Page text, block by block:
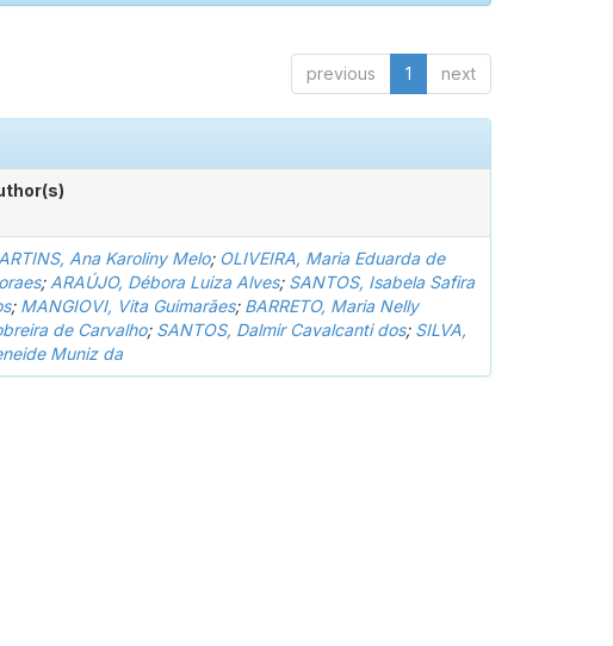
previous 1 next
Ana Karoliny Melo; OLIVEIRA, Maria Eduarda de
; ARAÚJO, Débora Luiza Alves; SANTOS, Isabela Safira
; MANGIOVI, Vita Guimarães; BARRETO, Maria Nelly
de Carvalho; SANTOS, Dalmir Cavalcanti dos; SILVA,
Muniz da